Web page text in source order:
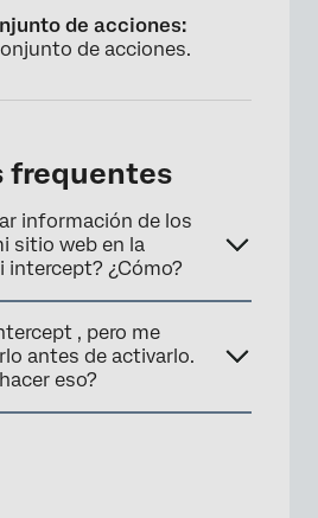
de acciones:
de acciones.
frequentes
información de los
sitio web en la
intercept? ¿Cómo?
, pero me
antes de activarlo.
eso?